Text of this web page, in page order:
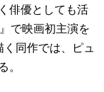
俳優としても活
』で映画初主演を
同作では、ピュ